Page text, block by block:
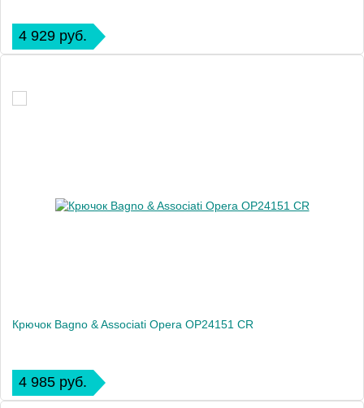
4 929 руб.
Крючок Bagno & Associati Opera OP24151 CR
4 985 руб.